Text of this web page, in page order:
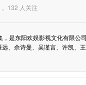
132 人关注
，是东阳欢娱影视文化有限公
、佘诗曼、吴谨言、许凯、王